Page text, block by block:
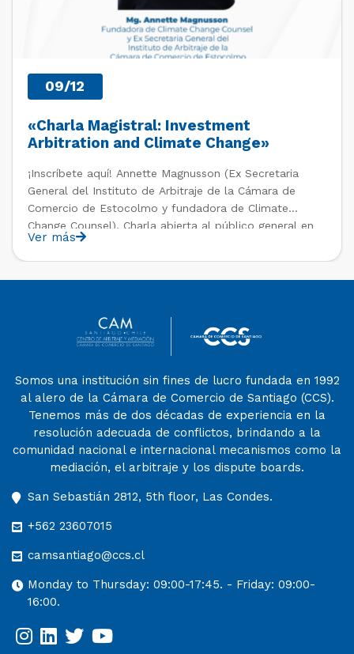
09/12
«Charla Magistral: Investment
Arbitration and Climate Change»
¡Inscríbete aquí! Annette Magnusson (Ex Secretaria
General del Instituto de Arbitraje de la Cámara de
Comercio de Estocolmo y fundadora de Climate
Change Counsel). Charla abierta al público general en
el marco del IV Diploma de Postítulo en Arbitraje
Nacional y Comercial Internacional, organizado por el
Departamento de Derecho Internacional […]
Ver más
Somos una institución sin fines de lucro fundada en 1992
al alero de la Cámara de Comercio de Santiago (CCS).
Tenemos más de dos décadas de experiencia en la
resolución adecuada de conflictos, brindando a la
comunidad nacional e internacional mecanismos como la
mediación, el arbitraje y los dispute boards.
San Sebastián 2812, 5th floor, Las Condes.
+562 23607015
camsantiago@ccs.cl
Monday to Thursday: 09:00-17:45. - Friday: 09:00-
16:00.